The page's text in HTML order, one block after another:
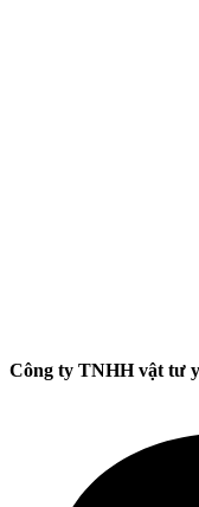
Công ty TNHH vật tư